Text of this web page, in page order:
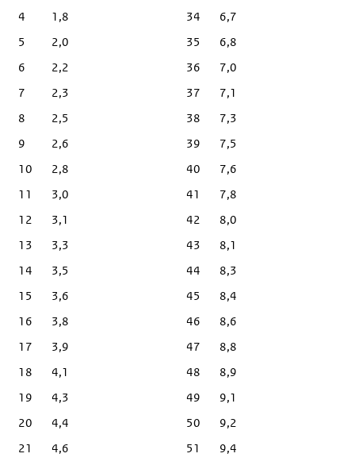
4
1,8
5
2,0
6
2,2
7
2,3
8
2,5
9
2,6
10
2,8
11
3,0
12
3,1
13
3,3
14
3,5
15
3,6
16
3,8
17
3,9
18
4,1
19
4,3
20
4,4
21
4,6
34
6,7
35
6,8
36
7,0
37
7,1
38
7,3
39
7,5
40
7,6
41
7,8
42
8,0
43
8,1
44
8,3
45
8,4
46
8,6
47
8,8
48
8,9
49
9,1
50
9,2
51
9,4